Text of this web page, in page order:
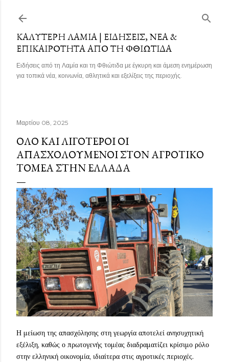
ΚΑΛΎΤΕΡΗ ΛΑΜΊΑ | ΕΙΔΉΣΕΙΣ, ΝΈΑ &
ΕΠΙΚΑΙΡΌΤΗΤΑ ΑΠΌ ΤΗ ΦΘΙΏΤΙΔΑ
Ειδήσεις από τη Λαμία και τη Φθιώτιδα με έγκυρη και άμεση ενημέρωση
για τοπικά νέα, κοινωνία, αθλητικά και εξελίξεις της περιοχής.
Μαρτίου 08, 2025
ΌΛΟ ΚΑΙ ΛΙΓΌΤΕΡΟΙ ΟΙ
ΑΠΑΣΧΟΛΟΎΜΕΝΟΙ ΣΤΟΝ ΑΓΡΟΤΙΚΌ
ΤΟΜΈΑ ΣΤΗΝ ΕΛΛΆΔΑ
Η μείωση της απασχόλησης στη γεωργία αποτελεί ανησυχητική
εξέλιξη, καθώς ο πρωτογενής τομέας διαδραματίζει κρίσιμο ρόλο
στην ελληνική οικονομία, ιδιαίτερα στις αγροτικές περιοχές.